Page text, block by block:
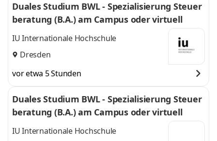
Duales Studium BWL - Spezialisierung Steuer
beratung (B.A.) am Campus oder virtuell
IU Internationale Hochschule
Dresden
vor etwa 5 Stunden
Duales Studium BWL - Spezialisierung Steuer
beratung (B.A.) am Campus oder virtuell
IU Internationale Hochschule